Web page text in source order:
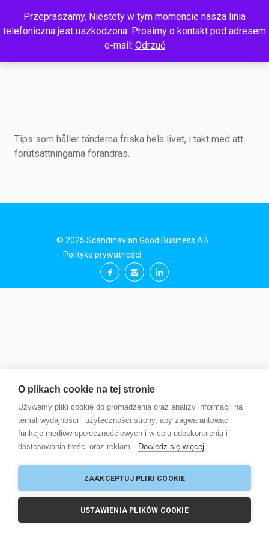
Tips som håller tänderna friska hela livet, i takt med att
förutsättningarna förändras.
© 2025 Scandinavian Good Business AB
- Polityka prywatności
Przepraszamy, Niestety w tym momencie nasza linia
telefoniczna jest uszkodzona. Prosimy o kontakt pod adresem
e-mail: Odrzuć
O plikach cookie na tej stronie
Używamy pliki cookie do gromadzenia oraz analizy informacji na
temat wydajności i użyteczności strony, aby zagwarantować
funkcje mediów społecznościowych i w celu udoskonalenia i
dostosowania treści oraz reklam.
Dowiedz się więcej
ZAAKCEPTUJ PLIKI COOKIE
USTAWIENIA PLIKÓW COOKIE